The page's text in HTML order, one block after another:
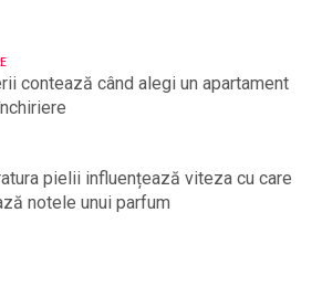
contează când alegi un apartament
pielii influențează viteza cu care
notele unui parfum